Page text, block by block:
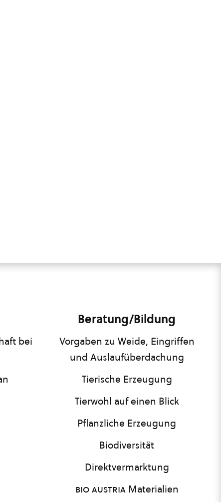
bei
Beratung/Bildung
Vorgaben zu Weide, Eingriffen
und Auslaufüberdachung
Tierische Erzeugung
Tierwohl auf einen Blick
Pflanzliche Erzeugung
Biodiversität
Direktvermarktung
bio austriaMaterialien